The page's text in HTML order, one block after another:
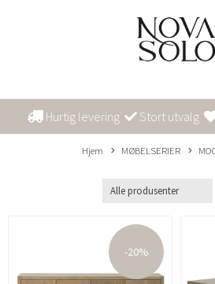
Hurtig levering Stort utvalg
Hjem MØBELSERIER
-20%